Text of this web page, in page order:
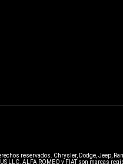
reservados. Chrysler, Dodge, Jeep,
LLC. ALFA ROMEO y FIAT son marcas